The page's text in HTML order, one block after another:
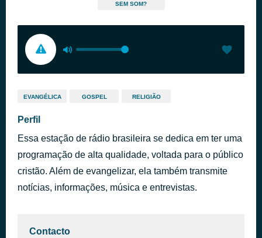
SEM SOM?
EVANGÉLICA GOSPEL RELIGIÃO
Perfil
Essa estação de rádio brasileira se dedica em ter uma
programação de alta qualidade, voltada para o público
cristão. Além de evangelizar, ela também transmite
notícias, informações, música e entrevistas.
Contacto